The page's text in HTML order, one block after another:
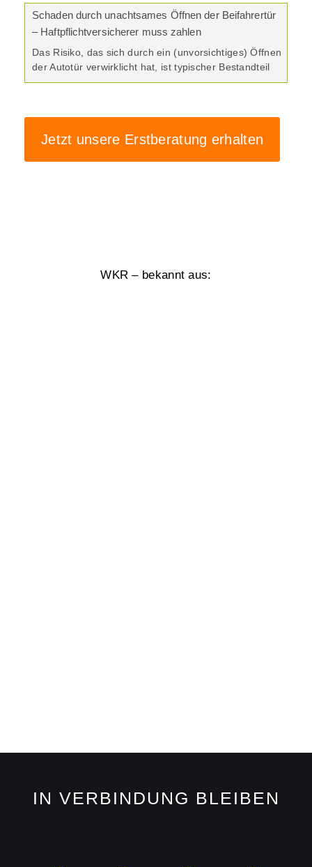
Schaden durch unachtsames Öffnen der Beifahrertür
– Haftpflichtversicherer muss zahlen
Das Risiko, das sich durch ein (unvorsichtiges) Öffnen
der Autotür verwirklicht hat, ist typischer Bestandteil
Jetzt unsere Erstberatung erhalten
WKR – bekannt aus:
IN VERBINDUNG BLEIBEN